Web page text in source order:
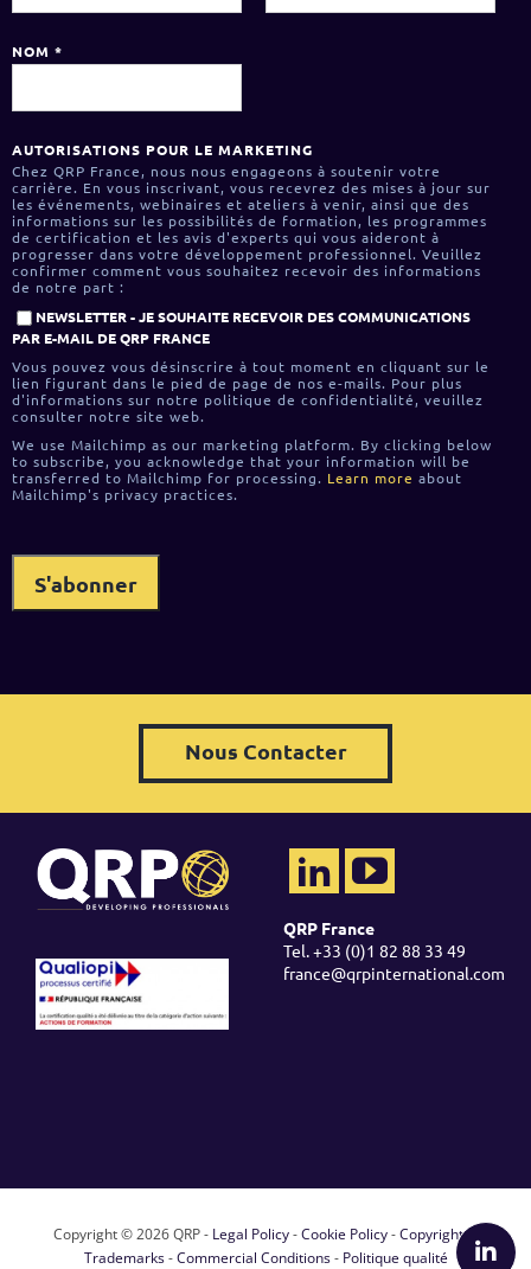
NOM *
AUTORISATIONS POUR LE MARKETING
Chez QRP France, nous nous engageons à soutenir votre
carrière. En vous inscrivant, vous recevrez des mises à jour sur
les événements, webinaires et ateliers à venir, ainsi que des
informations sur les possibilités de formation, les programmes
de certification et les avis d'experts qui vous aideront à
progresser dans votre développement professionnel. Veuillez
confirmer comment vous souhaitez recevoir des informations
de notre part :
NEWSLETTER - JE SOUHAITE RECEVOIR DES COMMUNICATIONS
PAR E-MAIL DE QRP FRANCE
Vous pouvez vous désinscrire à tout moment en cliquant sur le
lien figurant dans le pied de page de nos e-mails. Pour plus
d'informations sur notre politique de confidentialité, veuillez
consulter notre site web.
We use Mailchimp as our marketing platform. By clicking below
to subscribe, you acknowledge that your information will be
transferred to Mailchimp for processing. Learn more about
Mailchimp's privacy practices.
Nous Contacter
QRP France
Tel. +33 (0)1 82 88 33 49
france@qrpinternational.com
Copyright ©2026 QRP - Legal Policy-Cookie Policy-Copyright &
Trademarks-Commercial Conditions- Politique qualité